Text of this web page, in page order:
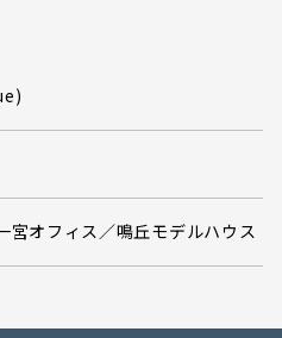
宮オフィス／鳴丘モデルハウス